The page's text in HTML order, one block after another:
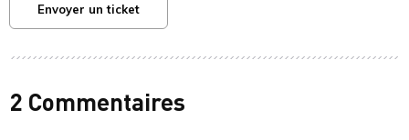
Envoyer un ticket
2 Commentaires